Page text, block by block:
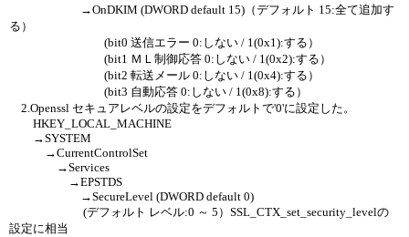
→OnDKIM (DWORD default 15)（デフォルト 15:全て追加す
る）
(bit0 送信エラー 0:しない / 1(0x1):する）
(bit1 ＭＬ制御応答 0:しない / 1(0x2):する）
(bit2 転送メール 0:しない / 1(0x4):する）
(bit3 自動応答 0:しない / 1(0x8):する）
2.Openssl セキュアレベルの設定をデフォルトで'0'に設定した。
HKEY_LOCAL_MACHINE
→SYSTEM
→CurrentControlSet
→Services
→EPSTDS
→SecureLevel (DWORD default 0)
(デフォルト レベル:0 ～ 5）SSL_CTX_set_security_levelの
設定に相当